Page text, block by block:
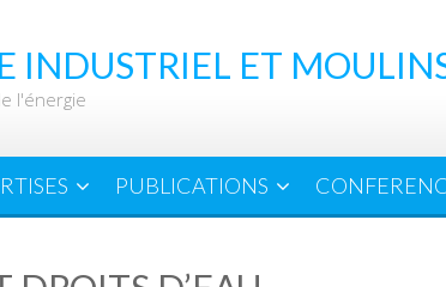
INDUSTRIEL ET
l'énergie
PUBLICATIONS